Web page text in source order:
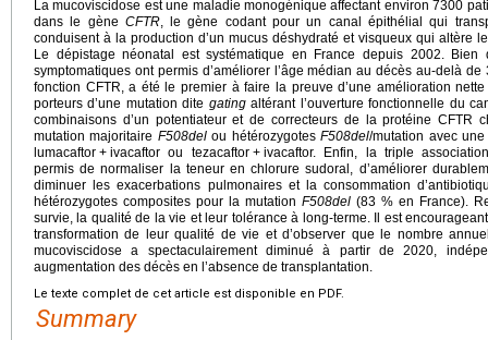
La mucoviscidose est une maladie monogénique affectant environ 7300
dans le gène CFTR, le gène codant pour un canal épithélial qui
conduisent à la production d’un mucus déshydraté et visqueux qui altère
Le dépistage néonatal est systématique en France depuis 2002. Bien
symptomatiques ont permis d’améliorer l’âge médian au décès au-delà de
fonction CFTR, a été le premier à faire la preuve d’une amélioration
porteurs d’une mutation dite gatingaltérant l’ouverture fonctionnelle du
combinaisons d’un potentiateur et de correcteurs de la protéine CFTR
mutation majoritaire F508delou hétérozygotesF508del/mutation avec
lumacaftor + ivacaftor ou tezacaftor + ivacaftor. Enfin, la triple
permis de normaliser la teneur en chlorure sudoral, d’améliorer
diminuer les exacerbations pulmonaires et la consommation
hétérozygotes composites pour la mutation F508del (83 % en France).
survie, la qualité de la vie et leur tolérance à long-terme. Il est
transformation de leur qualité de vie et d’observer que le nombre
mucoviscidose a spectaculairement diminué à partir de 2020,
augmentation des décès en l’absence de transplantation.
Le texte complet de cet article est disponible en PDF.
Summary